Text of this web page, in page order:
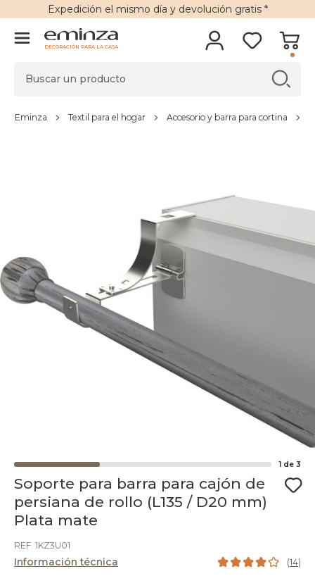
Expedición el mismo día y devolución gratis*
DECORACIÓN PARA LA CASA
Eminza Textil para el hogar Accesorio y barra para cortina
1 de 3
Soporte para barra para cajón de
persiana de rollo (L135 / D20 mm)
Plata mate
REF. 1KZ3U01
Información técnica (14)